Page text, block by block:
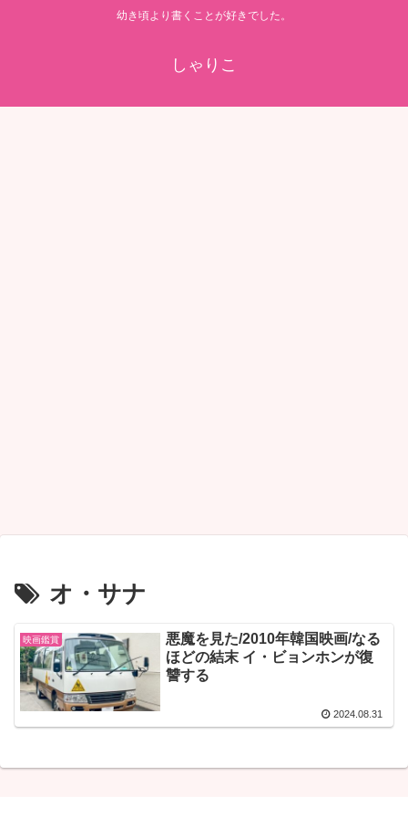
幼き頃より書くことが好きでした。
しゃりこ
オ・サナ
映画鑑賞
悪魔を見た/2010年韓国映画/なる
ほどの結末 イ・ビョンホンが復
讐する
2024.08.31